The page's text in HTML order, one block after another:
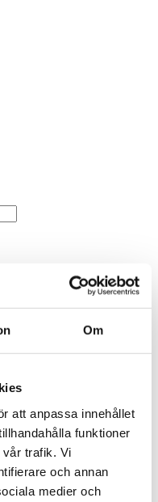
Om
att anpassa innehållet
funktioner
trafik. Vi
och annan
medier och